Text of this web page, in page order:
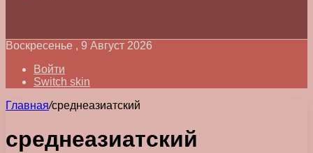
Воскресенье , 9 Август 2026
Войти
Switch skin
Главная/среднеазиатский
среднеазиатский